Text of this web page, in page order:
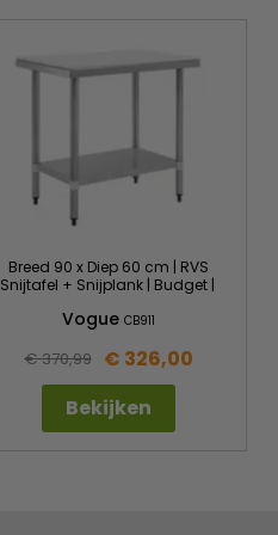
Breed 90 x Diep 60 cm | RVS
Snijtafel + Snijplank | Budget |
Vogue CB911
€ 370,99
€ 326,00
Bekijken